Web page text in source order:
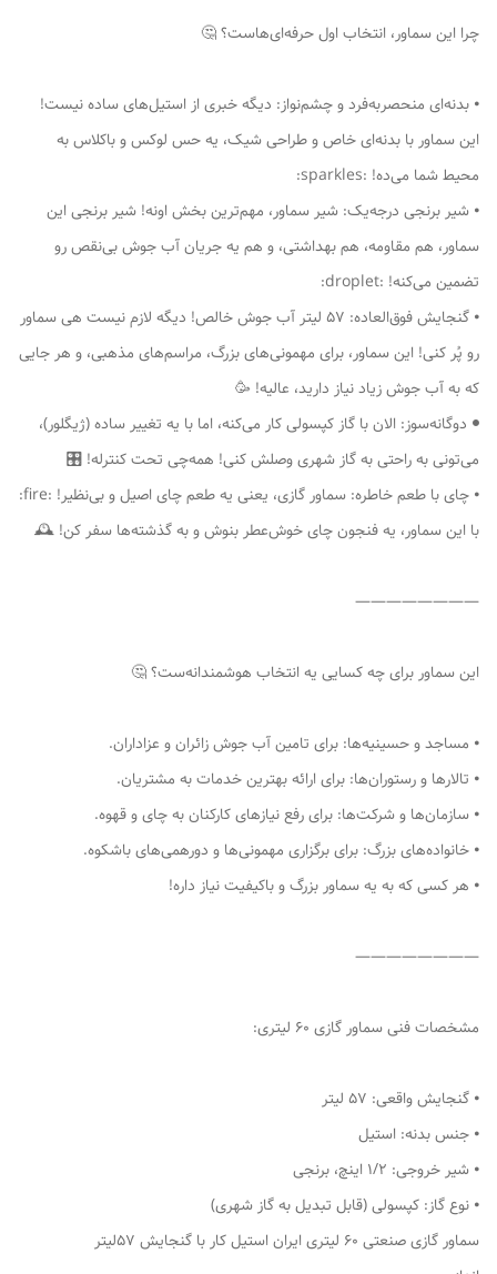
چرا این سماور، انتخاب اول حرفه‌ای‌هاست؟ 🤔
⦁ بدنه‌ای منحصربه‌فرد و چشم‌نواز: دیگه خبری از استیل‌های ساده نیست!
این سماور با بدنه‌ای خاص و طراحی شیک، یه حس لوکس و باکلاس به
محیط شما می‌ده! :sparkles:
⦁ شیر برنجی درجه‌یک: شیر سماور، مهم‌ترین بخش اونه! شیر برنجی این
سماور، هم مقاومه، هم بهداشتی، و هم یه جریان آب جوش بی‌نقص رو
تضمین می‌کنه! :droplet:
⦁ گنجایش فوق‌العاده: 57 لیتر آب جوش خالص! دیگه لازم نیست هی سماور
رو پُر کنی! این سماور، برای مهمونی‌های بزرگ، مراسم‌های مذهبی، و هر جایی
که به آب جوش زیاد نیاز دارید، عالیه! 🥳
⦁ دوگانه‌سوز: الان با گاز کپسولی کار می‌کنه، اما با یه تغییر ساده (ژیگلور)،
می‌تونی به راحتی به گاز شهری وصلش کنی! همه‌چی تحت کنترله! 🎛
⦁ چای با طعم خاطره: سماور گازی، یعنی یه طعم چای اصیل و بی‌نظیر! :fire:
با این سماور، یه فنجون چای خوش‌عطر بنوش و به گذشته‌ها سفر کن! 🕰
————————
این سماور برای چه کسایی یه انتخاب هوشمندانه‌ست؟ 🤔
⦁ مساجد و حسینیه‌ها: برای تامین آب جوش زائران و عزاداران.
⦁ تالارها و رستوران‌ها: برای ارائه بهترین خدمات به مشتریان.
⦁ سازمان‌ها و شرکت‌ها: برای رفع نیازهای کارکنان به چای و قهوه.
⦁ خانواده‌های بزرگ: برای برگزاری مهمونی‌ها و دورهمی‌های باشکوه.
⦁ هر کسی که به یه سماور بزرگ و باکیفیت نیاز داره!
————————
مشخصات فنی سماور گازی 60 لیتری:
⦁ گنجایش واقعی: 57 لیتر
⦁ جنس بدنه: استیل
⦁ شیر خروجی: 1/2 اینچ، برنجی
⦁ نوع گاز: کپسولی (قابل تبدیل به گاز شهری)
سماور گازی صنعتی 60 لیتری ایران استیل کار با گنجایش 57لیتر